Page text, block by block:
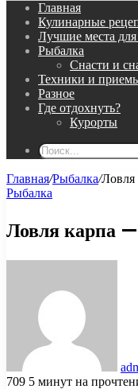
Главная
Кулинарные
Лучшие места
Рыбалка
Снасти и
Техники и
Разное
Где отдохнуть?
Курорты
Главная/Рыбалка/Ловля
Рыбалка
Ловля карпа
709 5 минут на